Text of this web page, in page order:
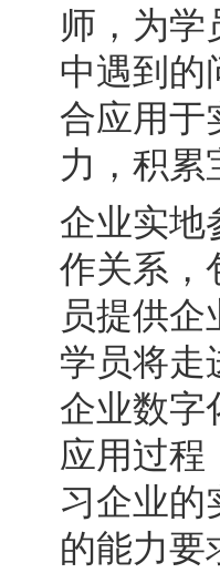
师，为学
中遇到的
合应用于
力，积累
企业实地
作关系，
员提供
学员将走
企业数字
应用过程
习企业的
的能力要